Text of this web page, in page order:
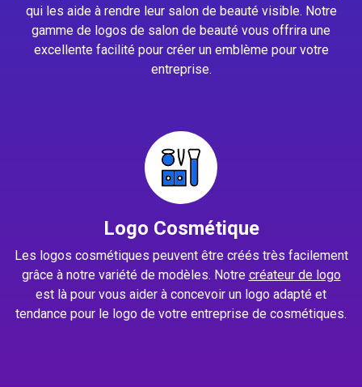
qui les aide à rendre leur salon de beauté visible. Notre
gamme de logos de salon de beauté vous offrira une
excellente facilité pour créer un emblème pour votre
entreprise.
Logo Cosmétique
Les logos cosmétiques peuvent être créés très facilement
grâce à notre variété de modèles. Notre créateur de logo
est là pour vous aider à concevoir un logo adapté et
tendance pour le logo de votre entreprise de cosmétiques.